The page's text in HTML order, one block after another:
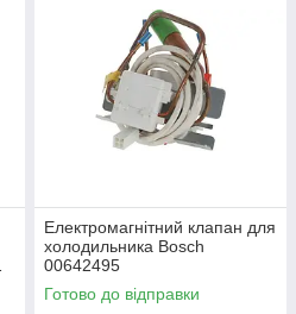
Електромагнітний клапан для
холодильника Bosch
00642495
Готово до відправки